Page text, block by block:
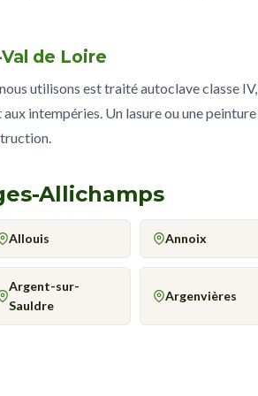
de Loire
utilisons est traité autoclave classe
intempéries. Un lasure ou une
Allichamps
Allouis Annoix
Argent-sur-
Sauldre
Argenvières